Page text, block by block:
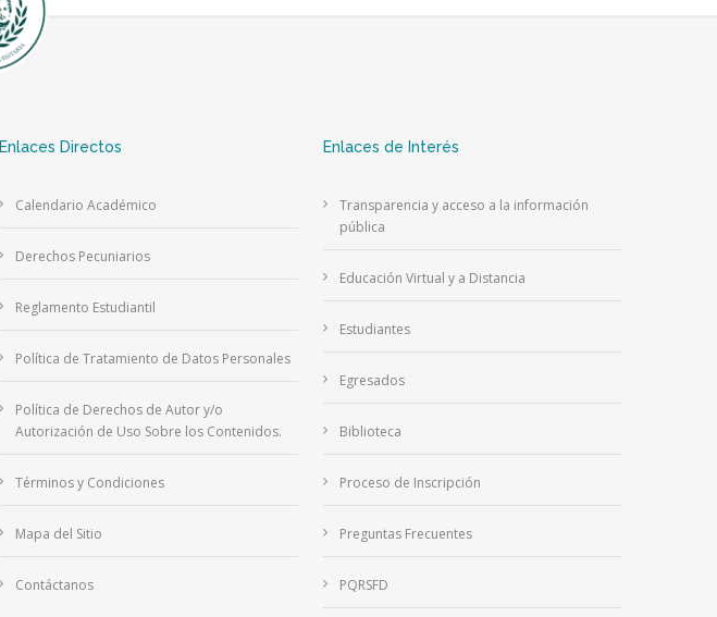
Enlaces Directos
Calendario Académico
Derechos Pecuniarios
Reglamento Estudiantil
Política de Tratamiento de Datos Personales
Política de Derechos de Autor y/o
Autorización de Uso Sobre los Contenidos.
Términos y Condiciones
Mapa del Sitio
Contáctanos
Enlaces de Interés
Transparencia y acceso a la información
pública
Educación Virtual y a Distancia
Estudiantes
Egresados
Biblioteca
Proceso de Inscripción
Preguntas Frecuentes
PQRSFD